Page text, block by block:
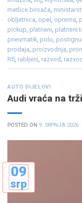
metlice brisača,
obljetnica, opel , oprema,
pickup, platneni, platneni
pneumatik, polo,
prodaja, proizvodnja,
R5, rabljeni, razvod,
AUTO DIJELOVI
Audi vraća na
POSTED ON 9. SRPNJA 2026.
09
srp